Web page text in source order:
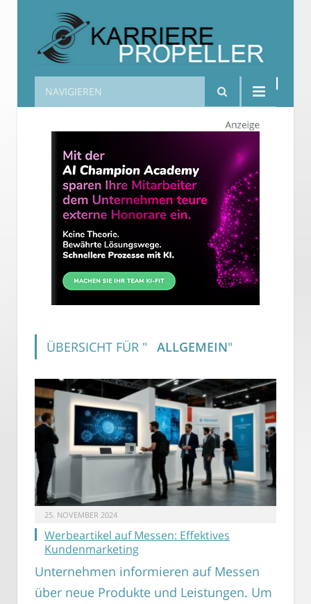
Karrierepropeller
NAVIGIEREN
ÜBERSICHT FÜR " ALLGEMEIN"
25. NOVEMBER 2024
Werbeartikel auf Messen: Effektives
Kundenmarketing
Unternehmen informieren auf Messen
über neue Produkte und Leistungen. Um